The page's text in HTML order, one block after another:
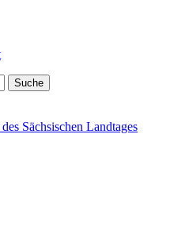
Sächsischen Landtages